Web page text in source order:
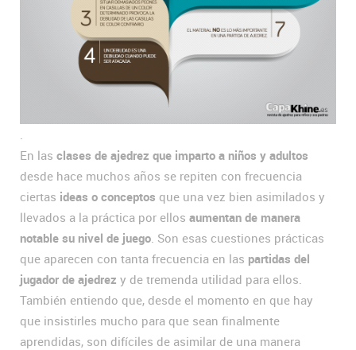
En las clases de ajedrez que imparto a niños y adultos
desde hace muchos años se repiten con frecuencia
ciertas ideas o conceptos que una vez bien asimilados y
llevados a la práctica por ellos aumentan de manera
notable su nivel de juego . Son esas cuestiones prácticas
que aparecen con tanta frecuencia en las partidas del
jugador de ajedrez y de tremenda utilidad para ellos.
También entiendo que, desde el momento en que hay
que insistirles mucho para que sean finalmente
aprendidas, son difíciles de asimilar de una manera